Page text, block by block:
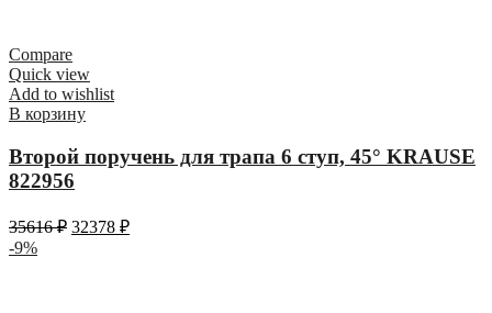
Compare
Quick view
Add to wishlist
В корзину
Второй поручень для трапа 6 ступ, 45° KRAUSE
822956
35616₽ 32378 ₽
-9%